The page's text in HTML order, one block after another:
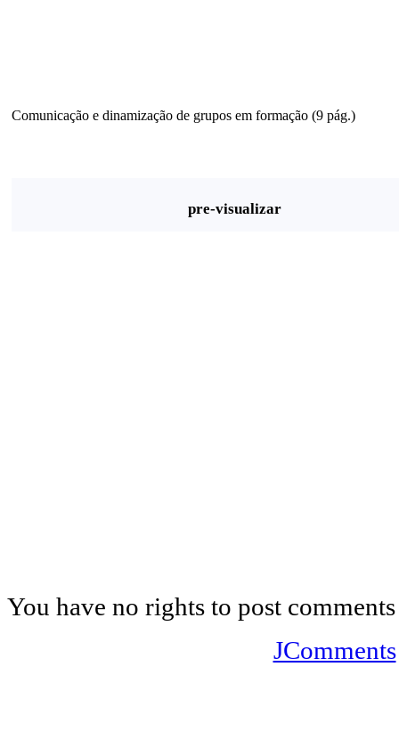
Comunicação e dinamização de grupos em formação (9 pág.)
pre-visualizar
You have no rights to post comments
JComments